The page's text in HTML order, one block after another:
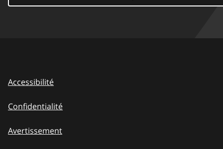
Accessibilité
Confidentialité
Avertissement